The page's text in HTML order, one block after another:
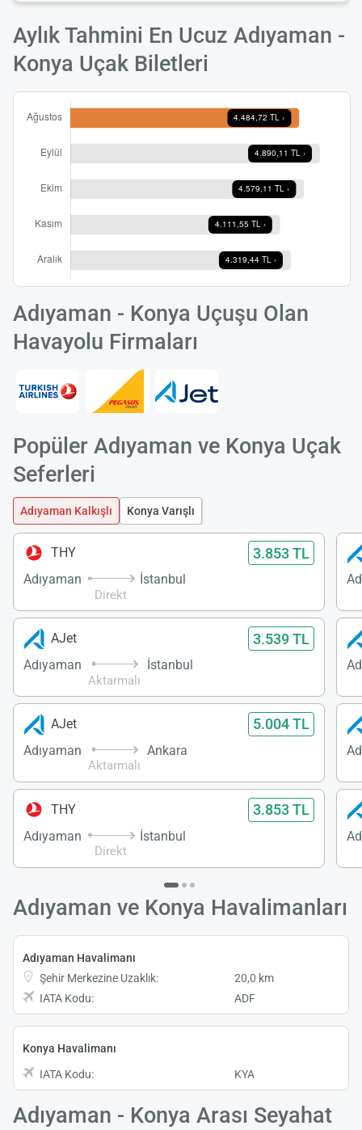
Aylık Tahmini En Ucuz Adıyaman -
Konya Uçak Biletleri
Adıyaman - Konya Uçuşu Olan
Havayolu Firmaları
Popüler Adıyaman ve Konya Uçak
Seferleri
Adıyaman Kalkışlı Konya Varışlı
THY 3.853 TL
Adıyaman
Direkt
İstanbul
AJet 3.539 TL
Adıyaman
Aktarmalı
İstanbul
AJet 5.004 TL
Adıyaman
Aktarmalı
Ankara
THY 3.853 TL
Adıyaman
Direkt
İstanbul
Adıyaman ve Konya Havalimanları
Adıyaman Havalimanı
Şehir Merkezine Uzaklık:
20,0 km
IATA Kodu:
ADF
Konya Havalimanı
IATA Kodu:
KYA
Adıyaman - Konya Arası Seyahat